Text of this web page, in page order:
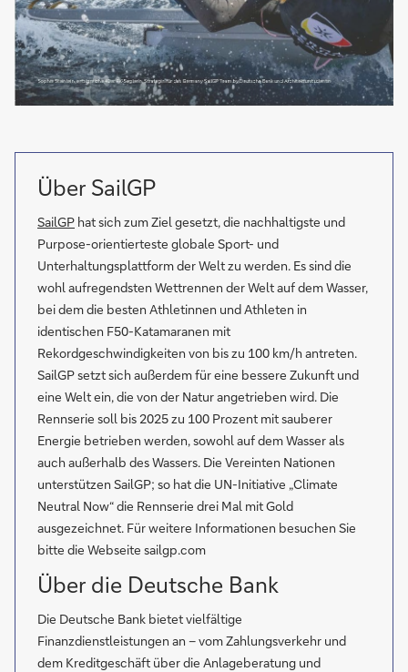
Über SailGP
SailGP hat sich zum Ziel gesetzt, die nachhaltigste und
Purpose-orientierteste globale Sport- und
Unterhaltungsplattform der Welt zu werden. Es sind die
wohl aufregendsten Wettrennen der Welt auf dem Wasser,
bei dem die besten Athletinnen und Athleten in
identischen F50-Katamaranen mit
Rekordgeschwindigkeiten von bis zu 100 km/h antreten.
SailGP setzt sich außerdem für eine bessere Zukunft und
eine Welt ein, die von der Natur angetrieben wird. Die
Rennserie soll bis 2025 zu 100 Prozent mit sauberer
Energie betrieben werden, sowohl auf dem Wasser als
auch außerhalb des Wassers. Die Vereinten Nationen
unterstützen SailGP; so hat die UN-Initiative „Climate
Neutral Now“ die Rennserie drei Mal mit Gold
ausgezeichnet. Für weitere Informationen besuchen Sie
bitte die Webseite sailgp.com
Über die Deutsche Bank
Die Deutsche Bank bietet vielfältige
Finanzdienstleistungen an – vom Zahlungsverkehr und
dem Kreditgeschäft über die Anlageberatung und